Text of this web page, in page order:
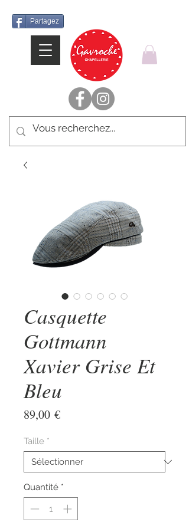
Partagez
Casquette
Gottmann
Xavier Grise Et
Bleu
89,00 €Prix
Taille *
Quantité *